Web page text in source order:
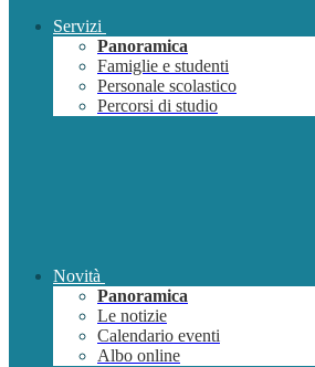
Servizi
Panoramica
Famiglie e studenti
Personale scolastico
Percorsi di studio
Novità
Panoramica
Le notizie
Calendario eventi
Albo online